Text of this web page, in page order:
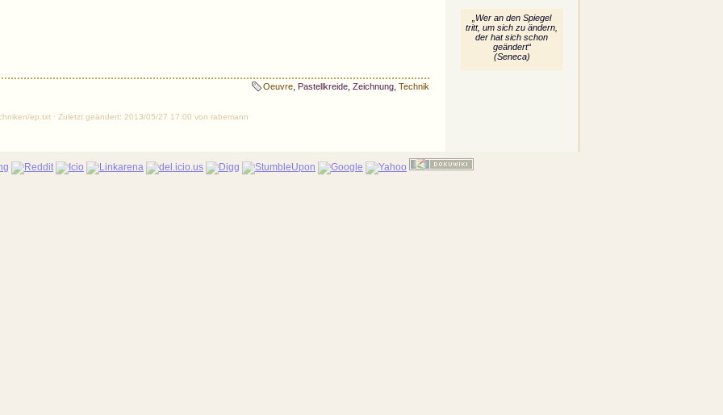
Oeuvre, Pastellkreide, Zeichnung, Technik
ep.txt · Zuletzt geändert: 2013/05/27 17:00 von rabemann
„Wer an den Spiegel
tritt, um sich zu ändern,
der hat sich schon
geändert“
(Seneca)